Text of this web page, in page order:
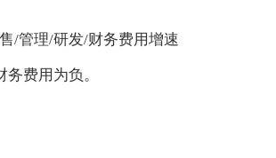
/管理/研发/财务费用增速
费用为负。